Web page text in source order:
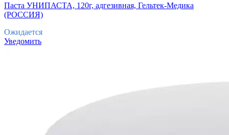
Паста УНИПАСТА, 120г, адгезивная, Гельтек-Медика
(РОССИЯ)
Ожидается
Уведомить